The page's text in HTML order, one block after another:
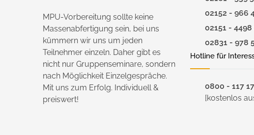
MPU-Vorbereitung sollte keine
Massenabfertigung sein, bei uns
kümmern wir uns um jeden
Teilnehmer einzeln. Daher gibt es
nicht nur Gruppenseminare, sondern
nach Möglichkeit Einzelgespräche.
Mit uns zum Erfolg. Individuell &
preiswert!
02152 - 966
02151 - 4498
02831 - 978
Hotline für
0800 - 117
[kostenlos